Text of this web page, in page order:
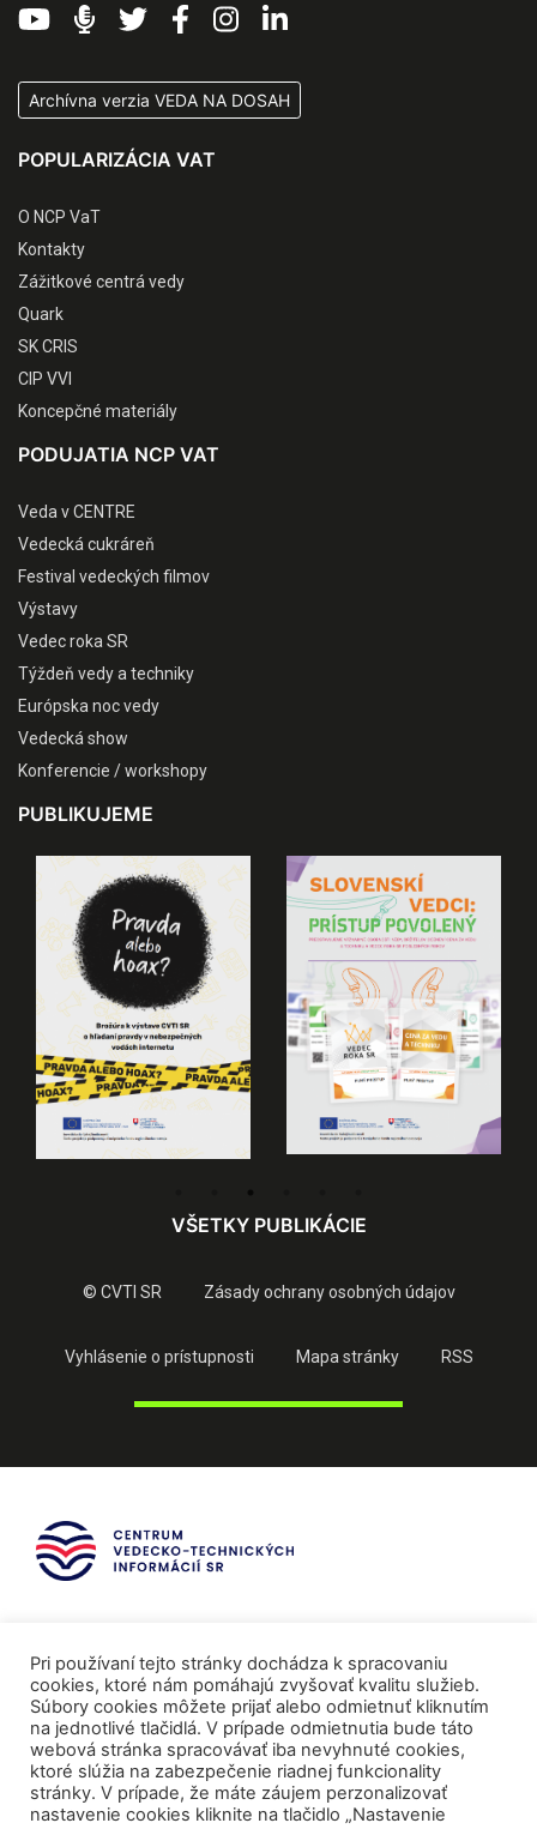
Archívna verzia VEDA NA DOSAH
POPULARIZÁCIA VAT
O NCP VaT
Kontakty
Zážitkové centrá vedy
Quark
SK CRIS
CIP VVI
Koncepčné materiály
PODUJATIA NCP VAT
Veda v CENTRE
Vedecká cukráreň
Festival vedeckých filmov
Výstavy
Vedec roka SR
Týždeň vedy a techniky
Európska noc vedy
Vedecká show
Konferencie / workshopy
PUBLIKUJEME
VŠETKY PUBLIKÁCIE
© CVTI SR Zásady ochrany osobných údajov
Vyhlásenie o prístupnosti Mapa stránky RSS
Pri používaní tejto stránky dochádza k spracovaniu
cookies, ktoré nám pomáhajú zvyšovať kvalitu služieb.
Súbory cookies môžete prijať alebo odmietnuť kliknutím
na jednotlivé tlačidlá. V prípade odmietnutia bude táto
webová stránka spracovávať iba nevyhnuté cookies,
ktoré slúžia na zabezpečenie riadnej funkcionality
stránky. V prípade, že máte záujem perzonalizovať
nastavenie cookies kliknite na tlačidlo „Nastavenie